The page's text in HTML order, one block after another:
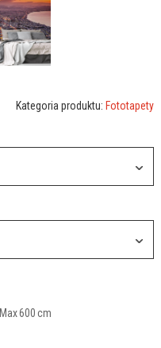
Kategoria produktu: Fototapety
Max600cm